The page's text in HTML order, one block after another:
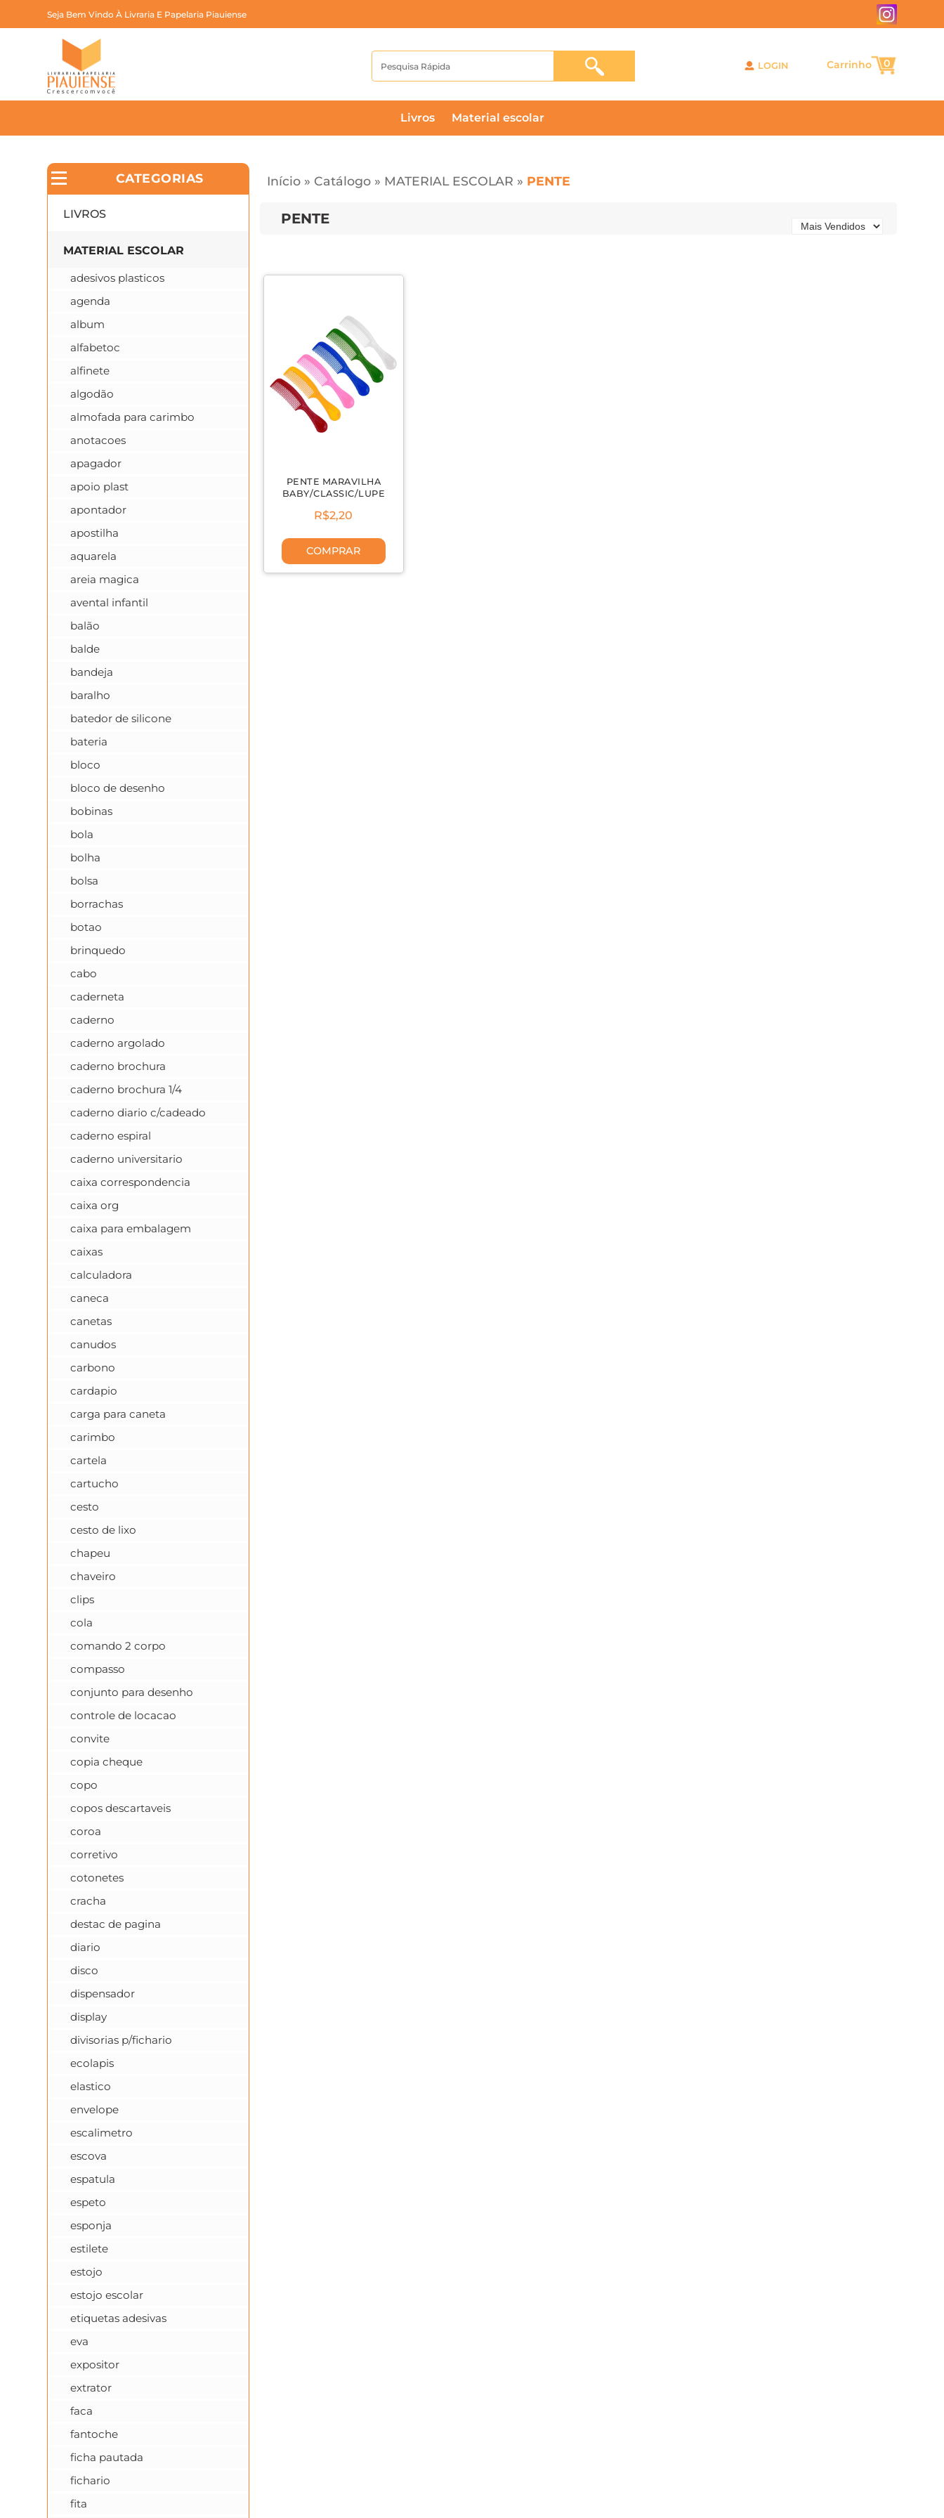
Seja Bem Vindo À Livraria E Papelaria Piauiense
LOGIN 0
livros material escolar
Início» Catálogo» MATERIAL ESCOLAR » PENTE
PENTE
PENTE MARAVILHA
BABY/CLASSIC/LUPE
R$2,20
COMPRAR
CATEGORIAS
LIVROS
MATERIAL ESCOLAR
adesivos plasticos
agenda
album
alfabetoc
alfinete
algodão
almofada para carimbo
anotacoes
apagador
apoio plast
apontador
apostilha
aquarela
areia magica
avental infantil
balão
balde
bandeja
baralho
batedor de silicone
bateria
bloco
bloco de desenho
bobinas
bola
bolha
bolsa
borrachas
botao
brinquedo
cabo
caderneta
caderno
caderno argolado
caderno brochura
caderno brochura 1/4
caderno diario c/cadeado
caderno espiral
caderno universitario
caixa correspondencia
caixa org
caixa para embalagem
caixas
calculadora
caneca
canetas
canudos
carbono
cardapio
carga para caneta
carimbo
cartela
cartucho
cesto
cesto de lixo
chapeu
chaveiro
clips
cola
comando 2 corpo
compasso
conjunto para desenho
controle de locacao
convite
copia cheque
copo
copos descartaveis
coroa
corretivo
cotonetes
cracha
destac de pagina
diario
disco
dispensador
display
divisorias p/fichario
ecolapis
elastico
envelope
escalimetro
escova
espatula
espeto
esponja
estilete
estojo
estojo escolar
etiquetas adesivas
eva
expositor
extrator
faca
fantoche
ficha pautada
fichario
fita